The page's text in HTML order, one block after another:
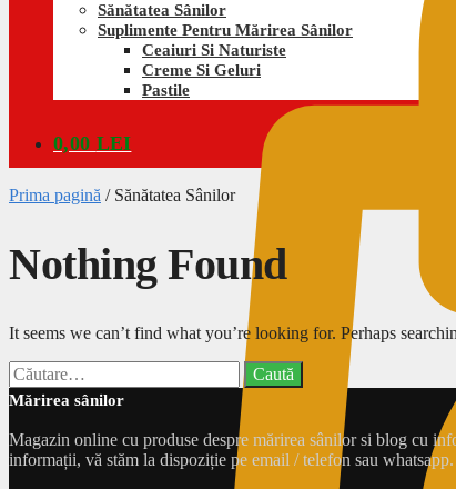
Sănătatea Sânilor
Suplimente Pentru Mărirea Sânilor
Ceaiuri Si Naturiste
Creme Si Geluri
Pastile
0,00 LEI
Prima pagină / Sănătatea Sânilor
Nothing Found
It seems we can’t find what you’re looking for. Perhaps
Caută
după:
Mărirea sânilor
Magazin online cu produse despre mărirea sânilor si blog cu
informații, vă stăm la dispoziție pe email / telefon sau whatsapp.